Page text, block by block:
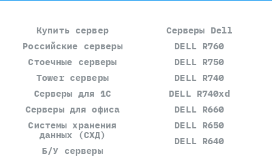
Купить сервер
Российские серверы
Стоечные серверы
Tower серверы
Серверы для 1С
Серверы для офиса
Системы хранения
данных (СХД)
Б/У серверы
Серверы Dell
DELL R760
DELL R750
DELL R740
DELL R740xd
DELL R660
DELL R650
DELL R640